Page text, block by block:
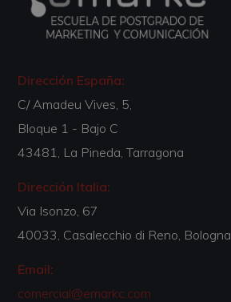
Dirección España:
C/ Amadeu Vives, 5,
Bloque 1 - Bajo C
43481, La Pineda, Tarragona
Dirección Italia:
Via Isonzo, 67
40033, Casalecchio di Reno, Bologna
Email:
comercial@emarkc.com